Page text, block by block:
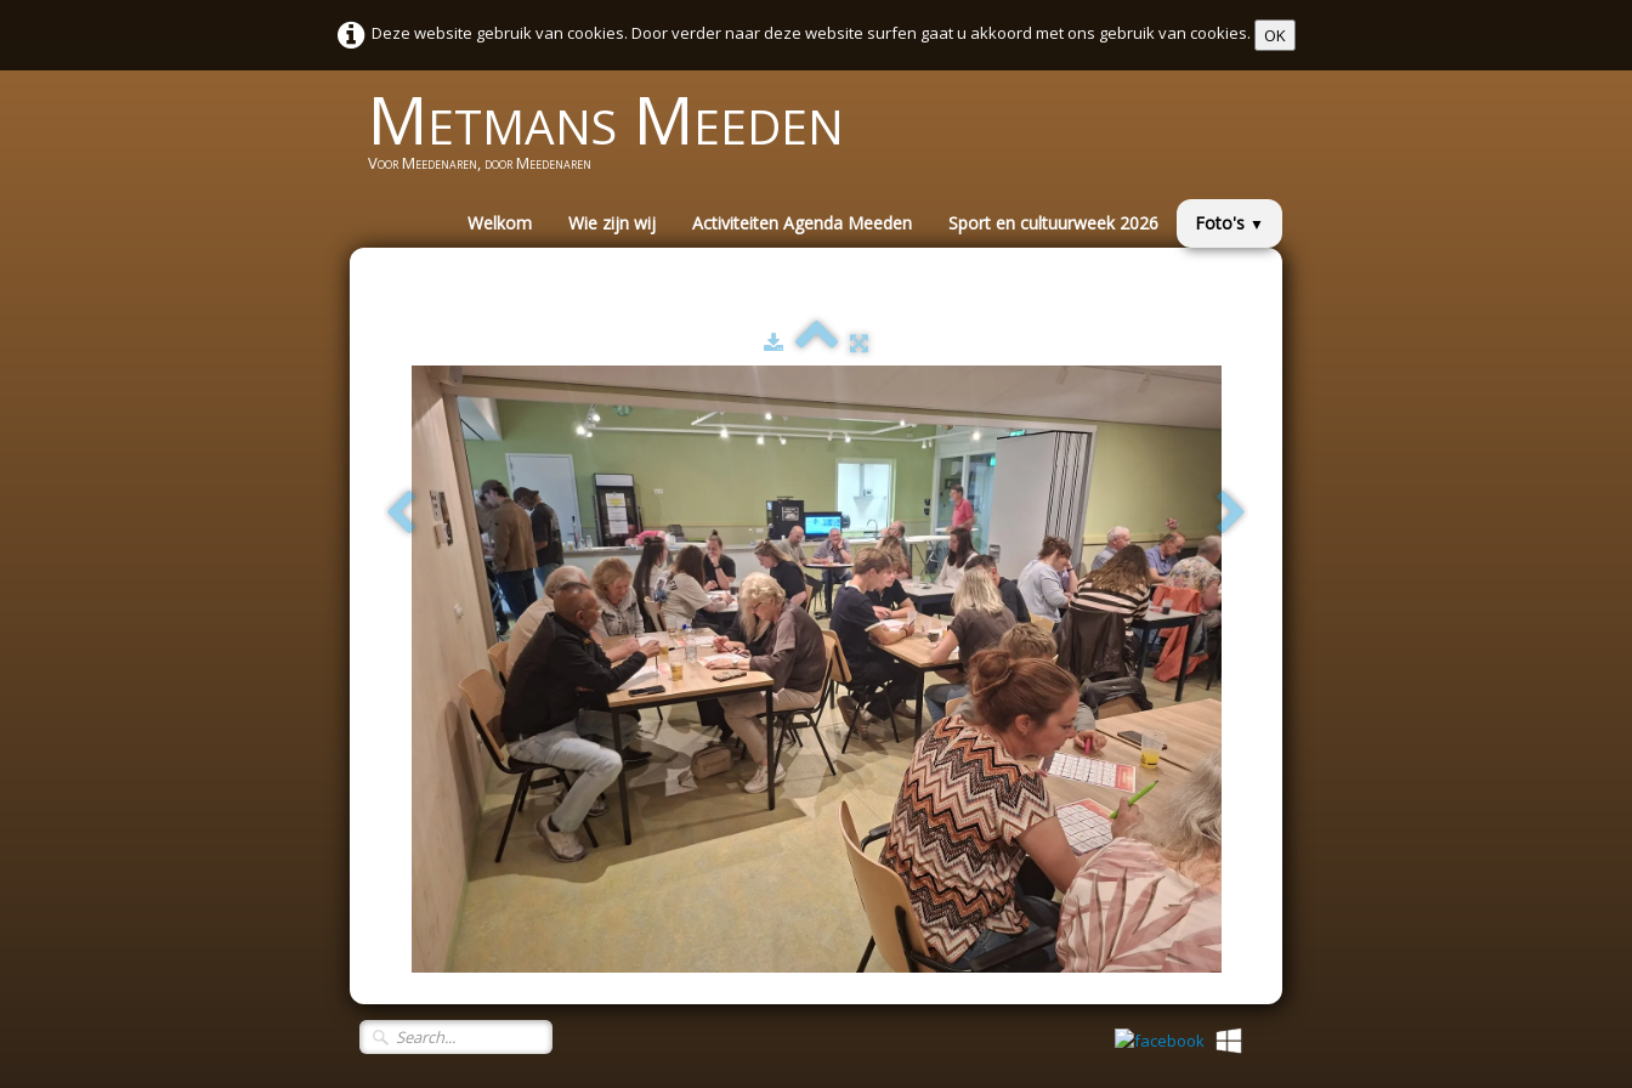
Deze website gebruik van cookies. Door verder naar deze website surfen gaat u akkoord met ons gebruik van cookies. OK
Metmans Meeden
Voor Meedenaren, door Meedenaren
Welkom Wie zijn wij Activiteiten Agenda Meeden Sport en cultuurweek 2026 Foto's ▼